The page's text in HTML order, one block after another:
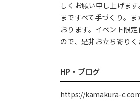
しくお願い申し上げま
まですべて手づくり。
おります。イベント限
ので、是非お立ち寄りく
HP・ブログ
https://kamakura-